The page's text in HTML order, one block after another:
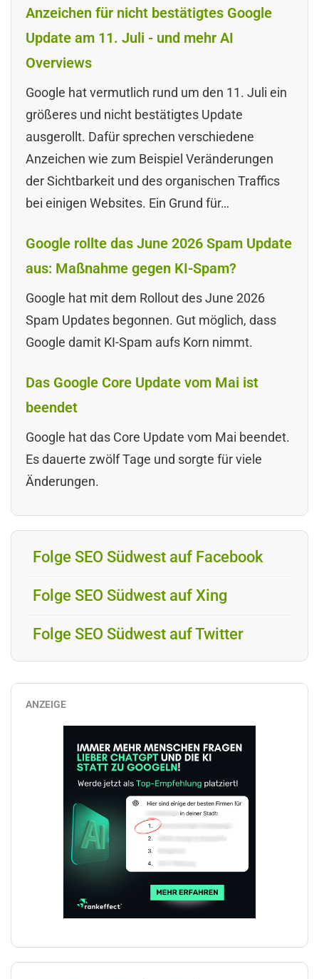
Anzeichen für nicht bestätigtes Google
Update am 11. Juli - und mehr AI
Overviews
Google hat vermutlich rund um den 11. Juli ein
größeres und nicht bestätigtes Update
ausgerollt. Dafür sprechen verschiedene
Anzeichen wie zum Beispiel Veränderungen
der Sichtbarkeit und des organischen Traffics
bei einigen Websites. Ein Grund für…
Google rollte das June 2026 Spam Update
aus: Maßnahme gegen KI-Spam?
Google hat mit dem Rollout des June 2026
Spam Updates begonnen. Gut möglich, dass
Google damit KI-Spam aufs Korn nimmt.
Das Google Core Update vom Mai ist
beendet
Google hat das Core Update vom Mai beendet.
Es dauerte zwölf Tage und sorgte für viele
Änderungen.
Folge SEO Südwest auf Facebook
Folge SEO Südwest auf Xing
Folge SEO Südwest auf Twitter
ANZEIGE